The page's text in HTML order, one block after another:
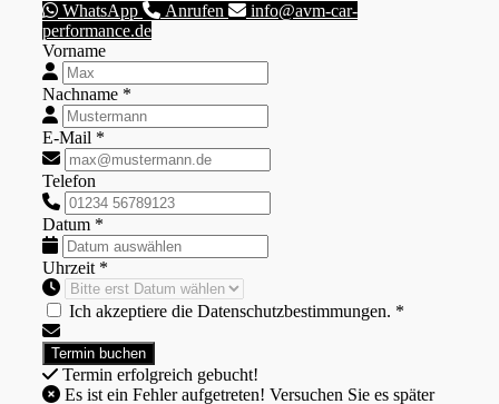
WhatsApp Anrufen
info@avm-car-
performance.de
Vorname
Nachname *
E-Mail *
Telefon
Datum *
Uhrzeit *
Ich akzeptiere die Datenschutzbestimmungen. *
Termin erfolgreich gebucht!